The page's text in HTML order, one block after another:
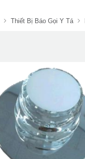
Thiết Bị Báo Gọi Y Tá